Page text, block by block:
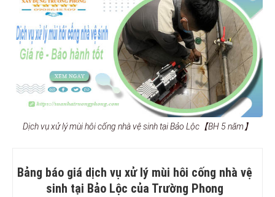
Dịch vụ xử lý mùi hôi cống nhà vệ sinh tại Bảo Lộc【BH 5 năm】
Bảng báo giá dịch vụ xử lý mùi hôi cống nhà vệ
sinh tại Bảo Lộc của Trường Phong